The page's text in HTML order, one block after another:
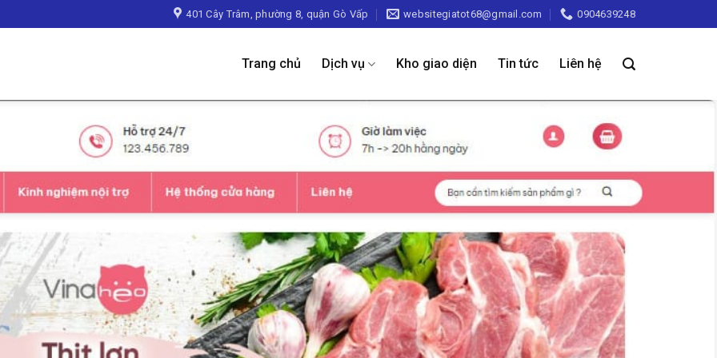
401 Cây Trâm, phường 8, quận Gò Vấp websitegiatot68@gmail.com 0904639248
Trang chủ Dịch vụ Kho giao diện Tin tức Liên hệ